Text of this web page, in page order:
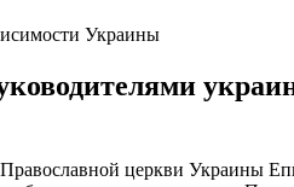
Украины
церкви Украины